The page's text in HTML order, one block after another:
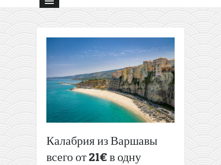
Калабрия из Варшавы
всего от 21€ в одну
Из
в Италию
всего от
15€ в
одну
сторону
Круиз по
с человека